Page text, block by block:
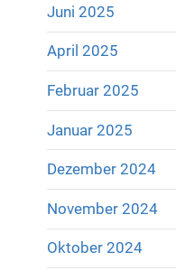
Juni 2025
April 2025
Februar 2025
Januar 2025
Dezember 2024
November 2024
Oktober 2024